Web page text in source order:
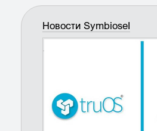
Новости SymbioseI